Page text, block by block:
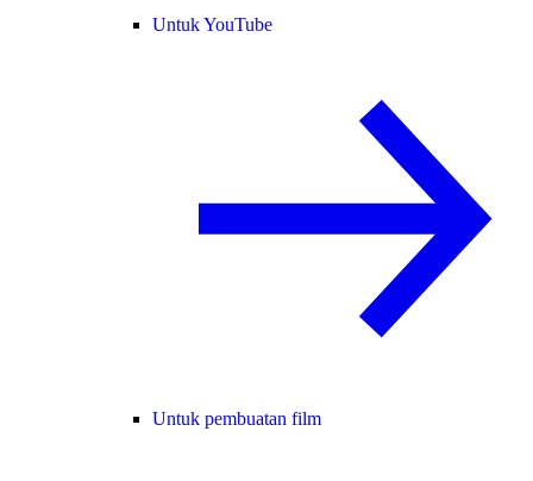
Untuk YouTube
Untuk pembuatan film